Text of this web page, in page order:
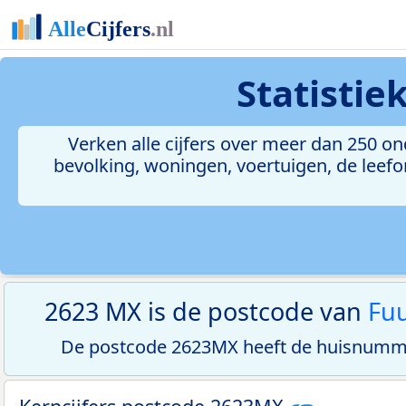
Verken alle cijfers over meer dan 250
bevolking, woningen, voertuigen, de
2623 MX is de postcode van
De postcode 2623MX heeft de